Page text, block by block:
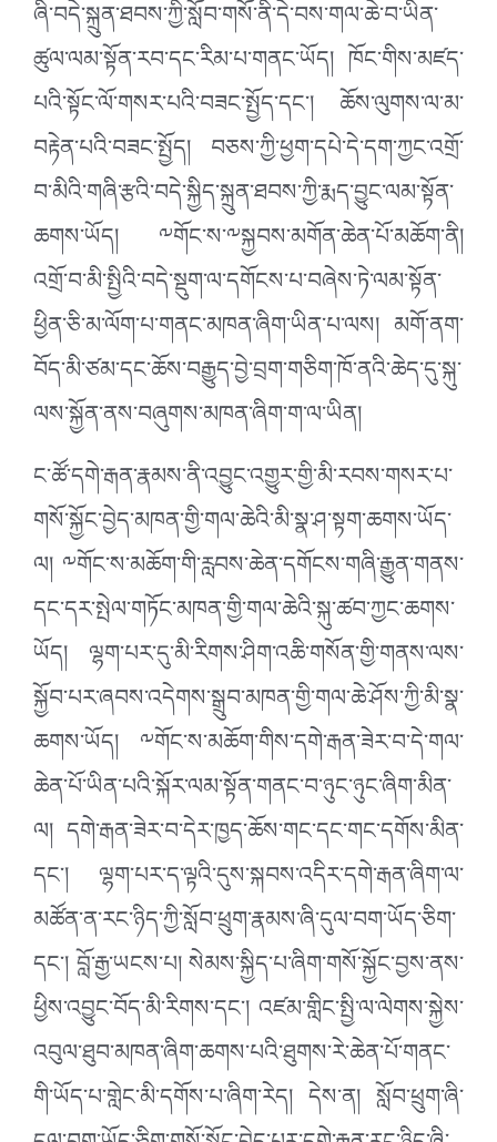
ཞི་བདེ་སྐྲུན་ཐབས་ཀྱི་སློབ་གསོ་ནི་དེ་བས་གལ་ཆེ་བ་ཡིན་
ཚུལ་ལམ་སྟོན་རབ་དང་རིམ་པ་གནང་ཡོད། ཁོང་གིས་མཛད་
པའི་སྟོང་ལོ་གསར་པའི་བཟང་སྤྱོད་དང་། ཆོས་ལུགས་ལ་མ་
བརྟེན་པའི་བཟང་སྤྱོད། བཅས་ཀྱི་ཕྱག་དཔེ་དེ་དག་ཀྱང་འགྲོ་
བ་མིའི་གཞི་རྩའི་བདེ་སྐྱིད་སྐྲུན་ཐབས་ཀྱི་རྨད་བྱུང་ལམ་སྟོན་
ཆགས་ཡོད། ༸གོང་ས་༸སྐྱབས་མགོན་ཆེན་པོ་མཆོག་ནི།
འགྲོ་བ་མི་སྤྱིའི་བདེ་སྡུག་ལ་དགོངས་པ་བཞེས་ཏེ་ལམ་སྟོན་
ཕྱིན་ཅི་མ་ལོག་པ་གནང་མཁན་ཞིག་ཡིན་པ་ལས། མགོ་ནག་
བོད་མི་ཙམ་དང་ཆོས་བརྒྱུད་བྱེ་བྲག་གཅིག་ཁོ་ནའི་ཆེད་དུ་སྐུ་
ལས་སྐྱོན་ནས་བཞུགས་མཁན་ཞིག་ག་ལ་ཡིན།
ང་ཚོ་དགེ་རྒན་རྣམས་ནི་འབྱུང་འགྱུར་གྱི་མི་རབས་གསར་པ་
གསོ་སྐྱོང་བྱེད་མཁན་གྱི་གལ་ཆེའི་མི་སྣ་ཤ་སྟག་ཆགས་ཡོད་
ལ། ༸གོང་ས་མཆོག་གི་རླབས་ཆེན་དགོངས་གཞི་རྒྱུན་གནས་
དང་དར་སྤེལ་གཏོང་མཁན་གྱི་གལ་ཆེའི་སྐུ་ཚབ་ཀྱང་ཆགས་
ཡོད། ལྷག་པར་དུ་མི་རིགས་ཤིག་འཆི་གསོན་གྱི་གནས་ལས་
སྐྱོབ་པར་ཞབས་འདེགས་སྒྲུབ་མཁན་གྱི་གལ་ཆེ་ཤོས་ཀྱི་མི་སྣ་
ཆགས་ཡོད། ༸གོང་ས་མཆོག་གིས་དགེ་རྒན་ཟེར་བ་དེ་གལ་
ཆེན་པོ་ཡིན་པའི་སྐོར་ལམ་སྟོན་གནང་བ་ཉུང་ཉུང་ཞིག་མིན་
ལ། དགེ་རྒན་ཟེར་བ་དེར་ཁྱད་ཆོས་གང་དང་གང་དགོས་མིན་
དང་། ལྷག་པར་ད་ལྟའི་དུས་སྐབས་འདིར་དགེ་རྒན་ཞིག་ལ་
མཚོན་ན་རང་ཉིད་ཀྱི་སློབ་ཕྲུག་རྣམས་ཞི་དུལ་བག་ཡོད་ཅིག་
དང་། བློ་རྒྱ་ཡངས་པ། སེམས་སྐྱིད་པ་ཞིག་གསོ་སྐྱོང་བྱས་ནས་
ཕྱིས་འབྱུང་བོད་མི་རིགས་དང་། འཛམ་གླིང་སྤྱི་ལ་ལེགས་སྐྱེས་
འབུལ་ཐུབ་མཁན་ཞིག་ཆགས་པའི་ཐུགས་རེ་ཆེན་པོ་གནང་
གི་ཡོད་པ་གླེང་མི་དགོས་པ་ཞིག་རེད། དེས་ན། སློབ་ཕྲུག་ཞི་